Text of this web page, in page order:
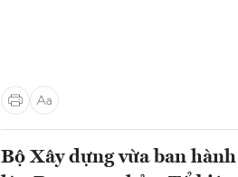
Bộ Xây dựng vừa ban